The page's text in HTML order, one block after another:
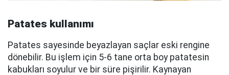
Patates kullanımı
Patates sayesinde beyazlayan saçlar eski rengine
dönebilir. Bu işlem için 5-6 tane orta boy patatesin
kabukları soyulur ve bir süre pişirilir. Kaynayan